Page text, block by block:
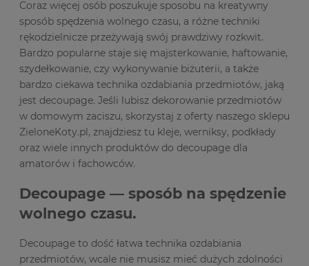
Coraz więcej osób poszukuje sposobu na kreatywny
sposób spędzenia wolnego czasu, a różne techniki
rękodzielnicze przeżywają swój prawdziwy rozkwit.
Bardzo popularne staje się majsterkowanie, haftowanie,
szydełkowanie, czy wykonywanie biżuterii, a także
bardzo ciekawa technika ozdabiania przedmiotów, jaką
jest decoupage. Jeśli lubisz dekorowanie przedmiotów
w domowym zaciszu, skorzystaj z oferty naszego sklepu
ZieloneKoty.pl, znajdziesz tu kleje, werniksy, podkłady
oraz wiele innych produktów do decoupage dla
amatorów i fachowców.
Decoupage — sposób na spędzenie
wolnego czasu.
Decoupage to dość łatwa technika ozdabiania
przedmiotów, wcale nie musisz mieć dużych zdolności